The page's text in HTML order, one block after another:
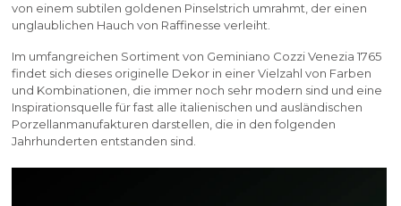
von einem subtilen goldenen Pinselstrich umrahmt, der einen
unglaublichen Hauch von Raffinesse verleiht.
Im umfangreichen Sortiment von Geminiano Cozzi Venezia 1765
findet sich dieses originelle Dekor in einer Vielzahl von Farben
und Kombinationen, die immer noch sehr modern sind und eine
Inspirationsquelle für fast alle italienischen und ausländischen
Porzellanmanufakturen darstellen, die in den folgenden
Jahrhunderten entstanden sind.